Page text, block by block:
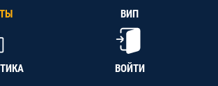
ВИП
ВОЙТИ